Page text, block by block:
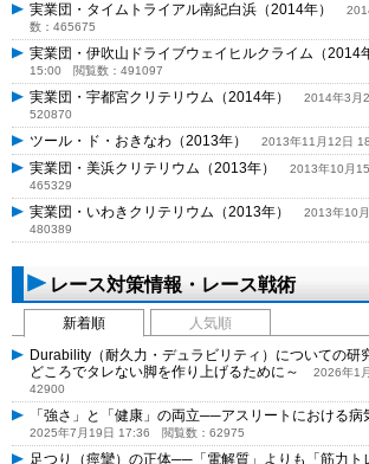
実業団・タイムトライアル南紀白浜（2014年）
数：465675
実業団・伊吹山ドライブウェイヒルクライム（2014
15:00 閲覧数：491097
実業団・宇都宮クリテリウム（2014年） 2014年3月
520870
ツール・ド・おきなわ（2013年） 2013年11月12日
実業団・美浜クリテリウム（2013年） 2013年10月
465329
実業団・いわきクリテリウム（2013年） 2013年10
480389
レース対策情報・レース戦術
新着順
人気順
Durability（耐久力・デュラビリティ）についての
どころでタレない脚を作り上げるために～
2026年1
42900
「強さ」と「健康」の両立──アスリートにおける
2025年7月19日 17:36 閲覧数：62975
足つり（痙攣）の正体──「電解質」よりも「筋力ト